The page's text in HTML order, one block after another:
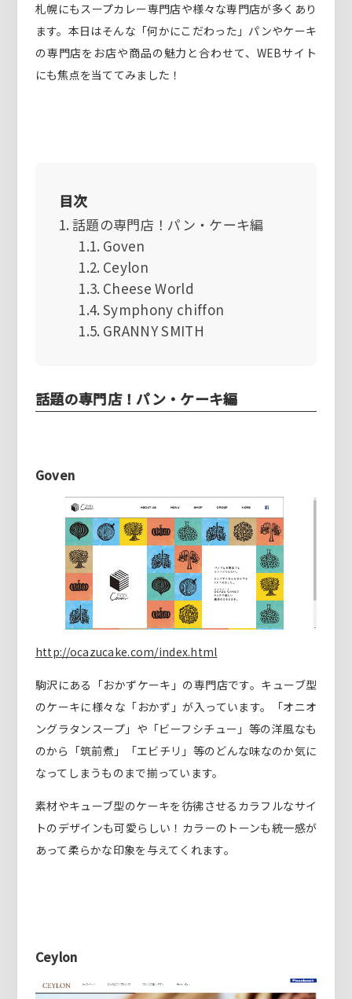
札幌にもスープカレー専門店や様々な専門店が多くあり
ます。本日はそんな「何かにこだわった」パンやケーキ
の専門店をお店や商品の魅力と合わせて、WEBサイト
にも焦点を当ててみました！
目次
話題の専門店！パン・ケーキ編
Goven
Ceylon
Cheese World
Symphony chiffon
GRANNY SMITH
話題の専門店！パン・ケーキ編
Goven
http://ocazucake.com/index.html
駒沢にある「おかずケーキ」の専門店です。キューブ型
のケーキに様々な「おかず」が入っています。「オニオ
ングラタンスープ」や「ビーフシチュー」等の洋風なも
のから「筑前煮」「エビチリ」等のどんな味なのか気に
なってしまうものまで揃っています。
素材やキューブ型のケーキを彷彿させるカラフルなサイ
トのデザインも可愛らしい！カラーのトーンも統一感が
あって柔らかな印象を与えてくれます。
Ceylon